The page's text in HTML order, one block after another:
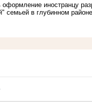
иностранцу
семьей в глубинном